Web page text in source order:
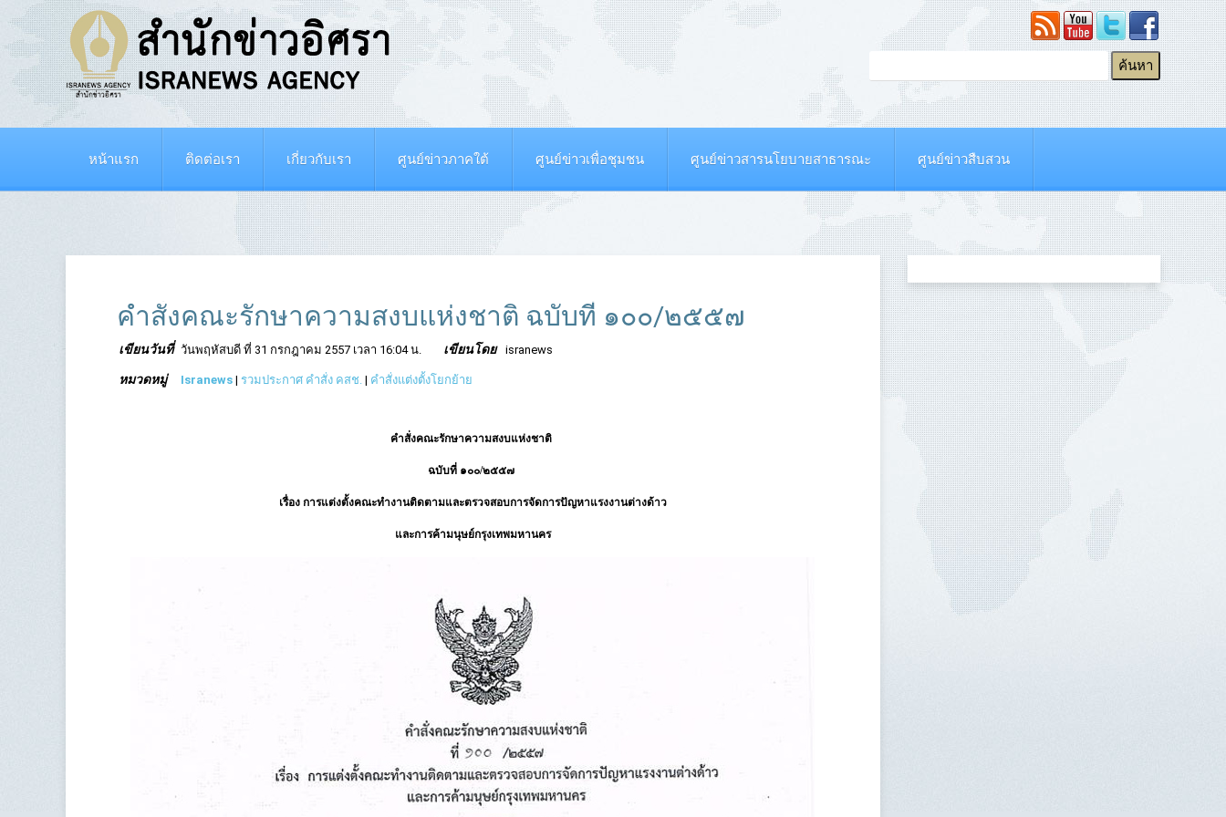
หน้าแรก ติดต่อเรา เกี่ยวกับเรา ศูนย์ข่าวภาคใต้ ศูนย์ข่าวเพื่อชุมชน ศูนย์ข่าวสารนโยบายสาธารณะ ศูนย์ข่าวสืบสวน
คำสั่งคณะรักษาความสงบแห่งชาติ ฉบับที่ ๑๐๐/๒๕๕๗
เขียนวันที่ วันพฤหัสบดี ที่ 31 กรกฎาคม 2557 เวลา 16:04 น. เขียนโดย isranews
หมวดหมู่ Isranews | รวมประกาศ คำสั่ง คสช. | คำสั่งแต่งตั้งโยกย้าย
คำสั่งคณะรักษาความสงบแห่งชาติ
ฉบับที่ ๑๐๐/๒๕๕๗
เรื่อง การแต่งตั้งคณะทำงานติดตามและตรวจสอบการจัดการปัญหาแรงงานต่างด้าว
และการค้ามนุษย์กรุงเทพมหานคร